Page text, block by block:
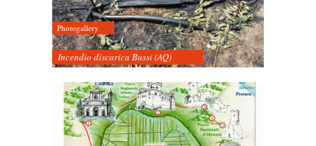
Photogallery
Incendio discarica Bussi (AQ)